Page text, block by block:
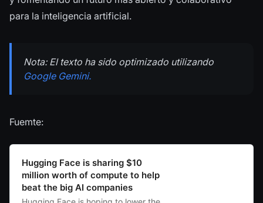
para la inteligencia artificial.
Nota: El texto ha sido optimizado utilizando
Google Gemini.
Fuemte:
Hugging Face is sharing $10
million worth of compute to help
beat the big AI companies